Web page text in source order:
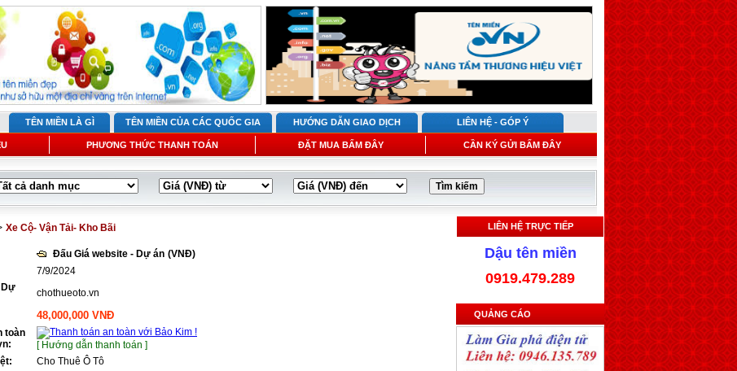
TÊN MIỀN LÀ GÌ TÊN MIỀN CỦA CÁC QUỐC GIA HƯỚNG DẪN GIAO DỊCH LIÊN HỆ - GÓP Ý
PHƯƠNG THỨC THANH TOÁN ĐẶT MUA BẤM ĐÂY CẦN KÝ GỬI BẤM ĐÂY
Xe Cộ- Vận Tải- Kho Bãi
Đấu Giá website - Dự án (VNĐ)
7/9/2024
Dự
chothueoto.vn
48,000,000 VNĐ
toàn
[ Hướng dẫn thanh toán ]
Cho Thuê Ô Tô
LIÊN HỆ TRỰC TIẾP
Dậu tên miền
0919.479.289
QUẢNG CÁO